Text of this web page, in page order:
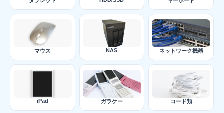
マウス NAS ネットワーク機器
iPad ガラケー コード類